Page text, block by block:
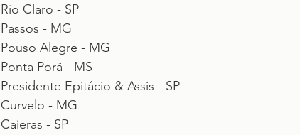
Rio Claro - SP
Passos - MG
Pouso Alegre - MG
Ponta Porã - MS
Presidente Epitácio & Assis - SP
Curvelo - MG
Caieras - SP